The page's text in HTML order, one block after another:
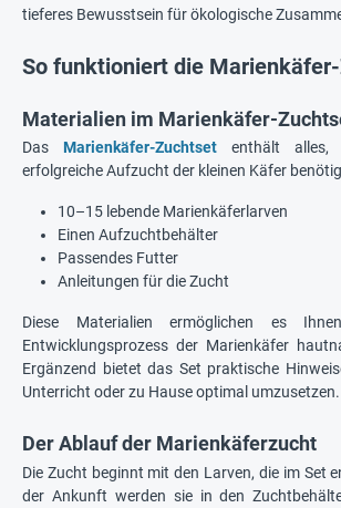
tieferes Bewusstsein für ökologische
So funktioniert die
Materialien im Marienkäfer-
Das Marienkäfer-Zuchtsetenthält alles,
erfolgreiche Aufzucht der kleinen Käfer
10–15 lebende Marienkäferlarven
Einen Aufzuchtbehälter
Passendes Futter
Anleitungen für die Zucht
Diese Materialien ermöglichen es
Entwicklungsprozess der Marienkäfer
Ergänzend bietet das Set praktische
Unterricht oder zu Hause optimal umzusetzen.
Der Ablauf der Marienkäferzucht
Die Zucht beginnt mit den Larven, die im Set
der Ankunft werden sie in den